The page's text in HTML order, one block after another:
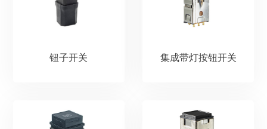
钮子开关 集成带灯按钮开关